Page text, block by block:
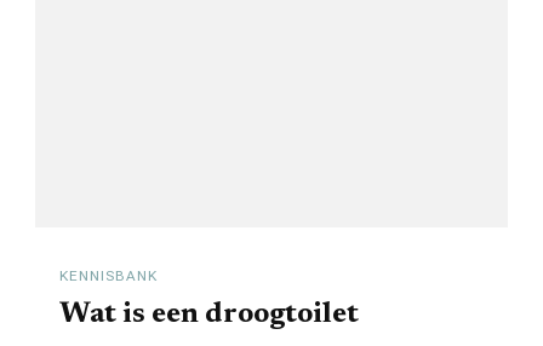
KENNISBANK
Wat is een droogtoilet